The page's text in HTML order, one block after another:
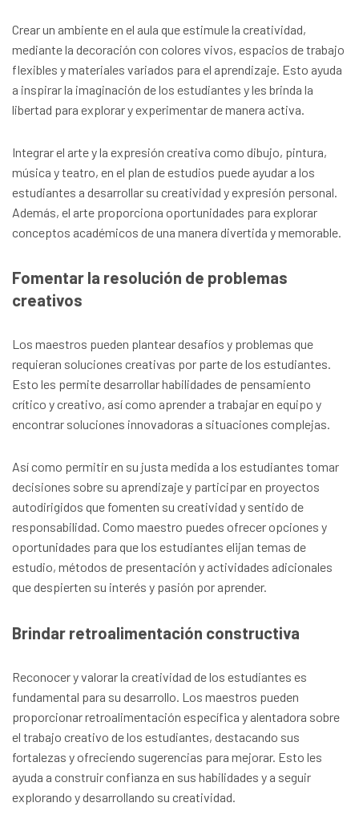
Crear un ambiente en el aula que estimule la creatividad,
mediante la decoración con colores vivos, espacios de trabajo
flexibles y materiales variados para el aprendizaje. Esto ayuda
a inspirar la imaginación de los estudiantes y les brinda la
libertad para explorar y experimentar de manera activa.
Integrar el arte y la expresión creativa como dibujo, pintura,
música y teatro, en el plan de estudios puede ayudar a los
estudiantes a desarrollar su creatividad y expresión personal.
Además, el arte proporciona oportunidades para explorar
conceptos académicos de una manera divertida y memorable.
Fomentar la resolución de problemas
creativos
Los maestros pueden plantear desafíos y problemas que
requieran soluciones creativas por parte de los estudiantes.
Esto les permite desarrollar habilidades de pensamiento
crítico y creativo, así como aprender a trabajar en equipo y
encontrar soluciones innovadoras a situaciones complejas.
Así como permitir en su justa medida a los estudiantes tomar
decisiones sobre su aprendizaje y participar en proyectos
autodirigidos que fomenten su creatividad y sentido de
responsabilidad. Como maestro puedes ofrecer opciones y
oportunidades para que los estudiantes elijan temas de
estudio, métodos de presentación y actividades adicionales
que despierten su interés y pasión por aprender.
Brindar retroalimentación constructiva
Reconocer y valorar la creatividad de los estudiantes es
fundamental para su desarrollo. Los maestros pueden
proporcionar retroalimentación específica y alentadora sobre
el trabajo creativo de los estudiantes, destacando sus
fortalezas y ofreciendo sugerencias para mejorar. Esto les
ayuda a construir confianza en sus habilidades y a seguir
explorando y desarrollando su creatividad.